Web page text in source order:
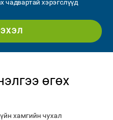
чадвартай хэрэгслүүд
өгөх
хамгийн чухал